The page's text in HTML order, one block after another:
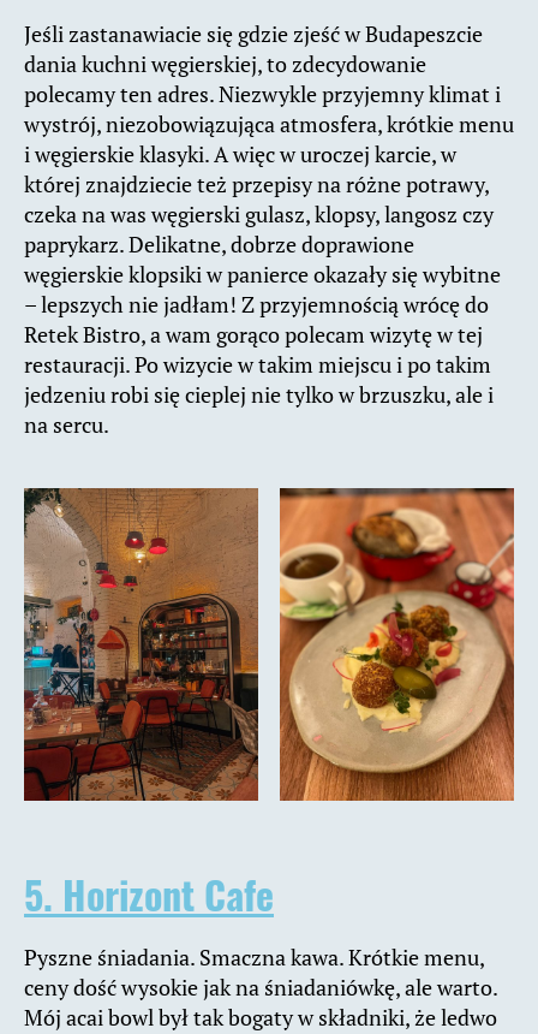
Jeśli zastanawiacie się gdzie zjeść w Budapeszcie
dania kuchni węgierskiej, to zdecydowanie
polecamy ten adres. Niezwykle przyjemny klimat i
wystrój, niezobowiązująca atmosfera, krótkie menu
i węgierskie klasyki. A więc w uroczej karcie, w
której znajdziecie też przepisy na różne potrawy,
czeka na was węgierski gulasz, klopsy, langosz czy
paprykarz. Delikatne, dobrze doprawione
węgierskie klopsiki w panierce okazały się wybitne
– lepszych nie jadłam! Z przyjemnością wrócę do
Retek Bistro, a wam gorąco polecam wizytę w tej
restauracji. Po wizycie w takim miejscu i po takim
jedzeniu robi się cieplej nie tylko w brzuszku, ale i
na sercu.
5. Horizont Cafe
Pyszne śniadania. Smaczna kawa. Krótkie menu,
ceny dość wysokie jak na śniadaniówkę, ale warto.
Mój acai bowl był tak bogaty w składniki, że ledwo